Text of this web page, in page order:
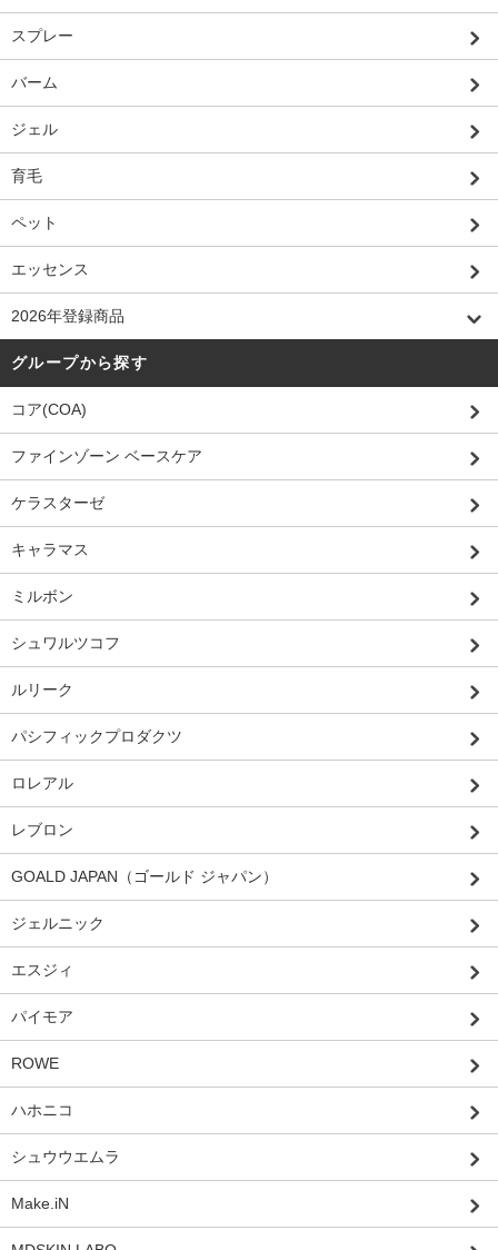
スプレー
バーム
ジェル
育毛
ペット
エッセンス
2026年登録商品
グループから探す
コア(COA)
ファインゾーン ベースケア
ケラスターゼ
キャラマス
ミルボン
シュワルツコフ
ルリーク
パシフィックプロダクツ
ロレアル
レブロン
GOALD JAPAN（ゴールド ジャパン）
ジェルニック
エスジィ
パイモア
ROWE
ハホニコ
シュウウエムラ
Make.iN